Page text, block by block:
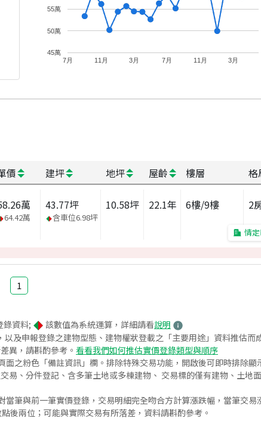
7月 11月 3月 7月 11月 3月
45萬
50萬
55萬
價 建坪 地坪 屋齡 樓層 格
萬
64.42萬
43.77坪
含車位6.98坪
10.58坪 22.1年 6樓/9樓 2
情
1
錄資料; 該數值為系統運算，詳細請看說明
及申報登錄之建物型態、建物權狀登載之「主要用途」資料推估而
異，請斟酌參考。 看看我們如何推估實價登錄類型與順序
之粉色「備註資訊」欄。排除特殊交易功能，開啟後可即時排除顯
易、分件登記、含多筆土地或多棟建物、 交易標的僅有建物、土地
筆與前一筆實價登錄，交易明細完全吻合方計算漲跌幅，當筆交易
後兩位；可能與實際交易有所落差，資料請斟酌參考。